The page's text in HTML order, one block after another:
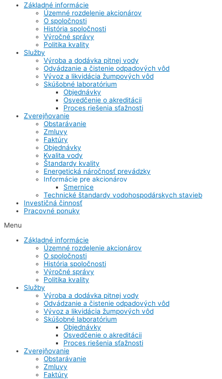
Základné informácie
Územné rozdelenie akcionárov
O spoločnosti
História spoločnosti
Výročné správy
Politika kvality
Služby
Výroba a dodávka pitnej vody
Odvádzanie a čistenie odpadových vôd
Vývoz a likvidácia žumpových vôd
Skúšobné laboratórium
Objednávky
Osvedčenie o akreditácii
Proces riešenia sťažnosti
Zverejňovanie
Obstarávanie
Zmluvy
Faktúry
Objednávky
Kvalita vody
Štandardy kvality
Energetická náročnosť prevádzky
Informácie pre akcionárov
Smernice
Technické štandardy vodohospodárskych stavieb
Investičná činnosť
Pracovné ponuky
Menu
Základné informácie
Územné rozdelenie akcionárov
O spoločnosti
História spoločnosti
Výročné správy
Politika kvality
Služby
Výroba a dodávka pitnej vody
Odvádzanie a čistenie odpadových vôd
Vývoz a likvidácia žumpových vôd
Skúšobné laboratórium
Objednávky
Osvedčenie o akreditácii
Proces riešenia sťažnosti
Zverejňovanie
Obstarávanie
Zmluvy
Faktúry